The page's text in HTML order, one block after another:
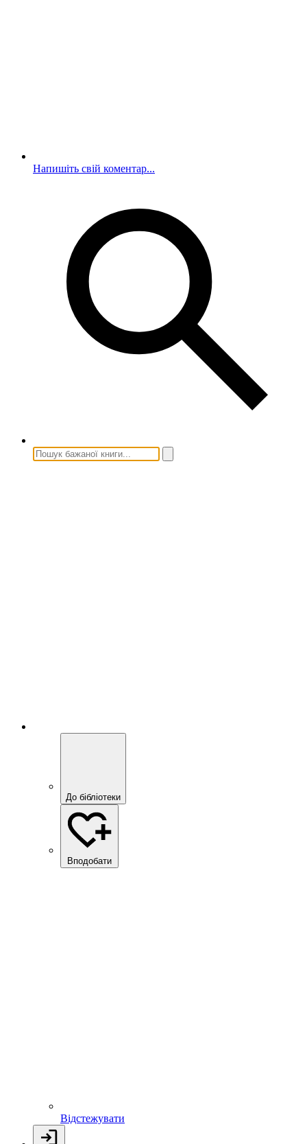
Напишіть свій коментар...
До бібліотеки
Вподобати
Відстежувати